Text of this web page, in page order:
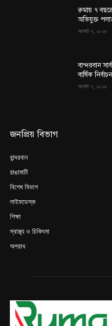
রুমায় ৭
অভিযুক্ত
আগস্ট ৭, ২০২৬
বান্দরবান
বার্ষিক
আগস্ট ৭, ২০২৬
জনপ্রিয় বিভাগ
বান্দরবান
রাঙামাটি
বিশেষ বিভাগ
লাইফডেস্ক
শিক্ষা
স্বাস্থ্য ও চিকিৎসা
অপরাধ